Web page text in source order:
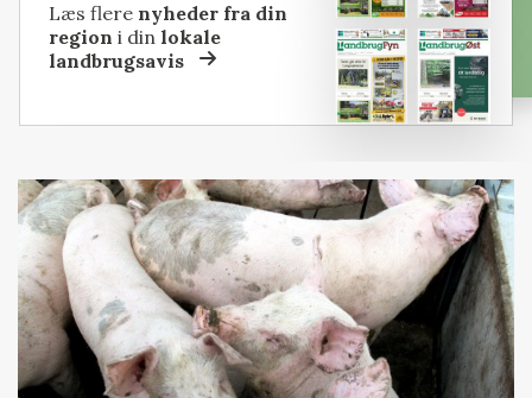
Læs flere nyheder fra din
region i dinlokale
landbrugsavis